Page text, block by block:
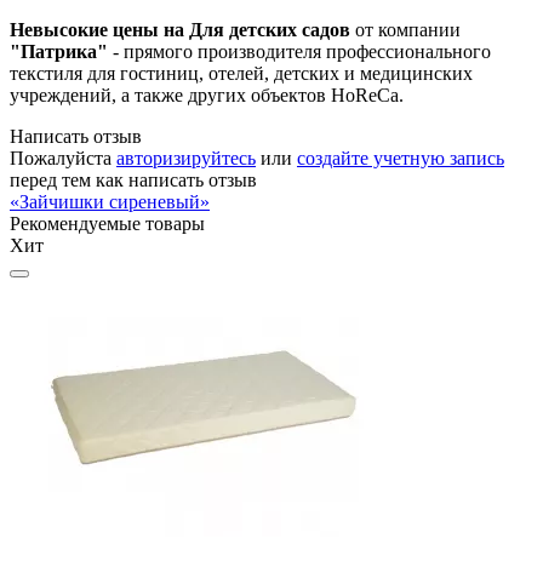
Невысокие цены на Для детских садов от компании
"Патрика" - прямого производителя профессионального
текстиля для гостиниц, отелей, детских и медицинских
учреждений, а также других объектов HoReCa.
Написать отзыв
Пожалуйста авторизируйтесь или создайте учетную запись
перед тем как написать отзыв
«Зайчишки сиреневый»
Рекомендуемые товары
Хит